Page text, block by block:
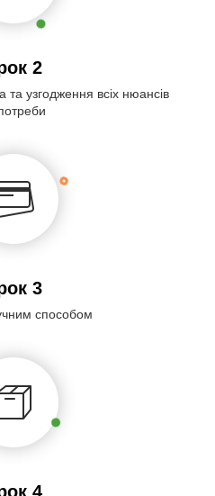
2
та узгодження всіх нюансів
3
способом
4